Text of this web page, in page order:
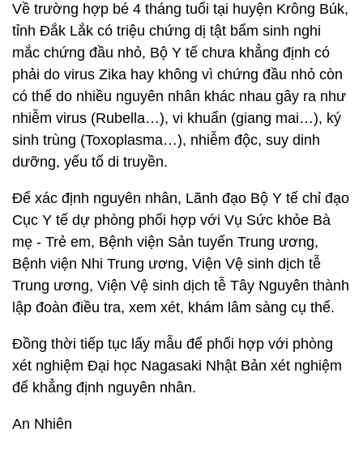
Về trường hợp bé 4 tháng tuổi tại huyện Krông Búk,
tỉnh Đắk Lắk có triệu chứng dị tật bẩm sinh nghi
mắc chứng đầu nhỏ, Bộ Y tế chưa khẳng định có
phải do virus Zika hay không vì chứng đầu nhỏ còn
có thể do nhiều nguyên nhân khác nhau gây ra như
nhiễm virus (Rubella…), vi khuẩn (giang mai…), ký
sinh trùng (Toxoplasma…), nhiễm độc, suy dinh
dưỡng, yếu tố di truyền.
Để xác định nguyên nhân, Lãnh đạo Bộ Y tế chỉ đạo
Cục Y tế dự phòng phối hợp với Vụ Sức khỏe Bà
mẹ - Trẻ em, Bệnh viện Sản tuyến Trung ương,
Bệnh viện Nhi Trung ương, Viện Vệ sinh dịch tễ
Trung ương, Viện Vệ sinh dịch tễ Tây Nguyên thành
lập đoàn điều tra, xem xét, khám lâm sàng cụ thể.
Đồng thời tiếp tục lấy mẫu để phối hợp với phòng
xét nghiệm Đại học Nagasaki Nhật Bản xét nghiệm
để khẳng định nguyên nhân.
An Nhiên